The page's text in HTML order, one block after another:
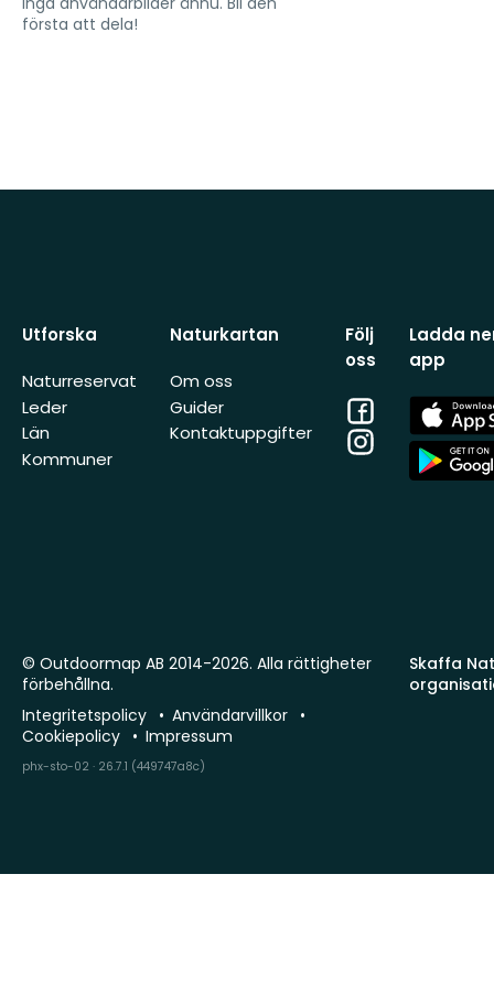
första att dela!
Utforska
Naturreservat
Leder
Län
Kommuner
Naturkartan
Om oss
Guider
Kontaktuppgifter
Följ
oss
Facebook
Instagram
Ladda
app
App
Store
App
Store
Skaffa
© Outdoormap AB 2014-2026. Alla rättigheter
förbehållna.
Integritetspolicy
Användarvillkor
Cookiepolicy
Impressum
phx-sto-02 · 26.7.1 (449747a8c)